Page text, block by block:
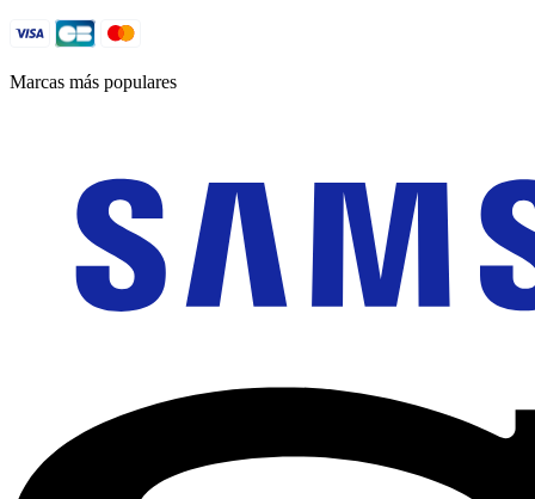
Marcas más populares